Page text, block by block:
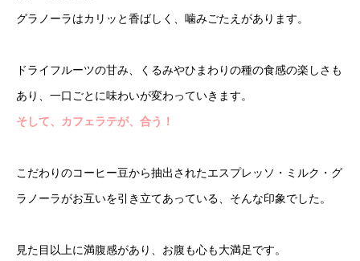
グラノーラはカリッと香ばしく、噛みごたえがあります。
ドライフルーツの甘み、くるみやひまわりの種の食感の楽しさも
あり、一口ごとに味わいが変わっていきます。
そして、カフェラテが、合う！
こだわりのコーヒー豆から抽出されたエスプレッソ・ミルク・グ
ラノーラがお互いを引き立てあっている、そんな印象でした。
見た目以上に満腹感があり、お腹も心も大満足です。